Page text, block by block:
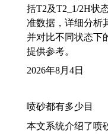
括T2及T2_1/2H状
准数据，详细分析
并对比不同状态下
提供参考。
2026年8月4日
喷砂都有多少目
本文系统介绍了喷